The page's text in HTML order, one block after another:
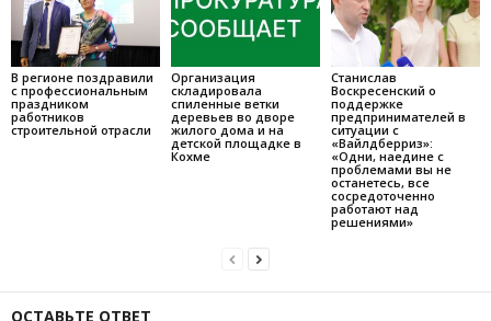
В регионе поздравили
с профессиональным
праздником
работников
строительной отрасли
Организация
складировала
спиленные ветки
деревьев во дворе
жилого дома и на
детской площадке в
Кохме
Станислав
Воскресенский о
поддержке
предпринимателей в
ситуации с
«Вайлдберриз»:
«Одни, наедине с
проблемами вы не
останетесь, все
сосредоточенно
работают над
решениями»
ОСТАВЬТЕ ОТВЕТ